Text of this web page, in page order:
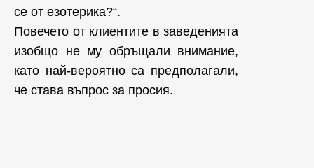
се от езотерика?“.
Повечето от клиентите в заведенията
изобщо не му обръщали внимание,
като най-вероятно са предполагали,
че става въпрос за просия.